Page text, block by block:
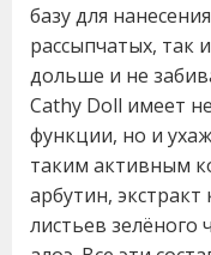
базу для
рассыпчатых, так
дольше и не
Cathy Doll имеет
функции, но и
таким активным
арбутин,
листьев зелёного